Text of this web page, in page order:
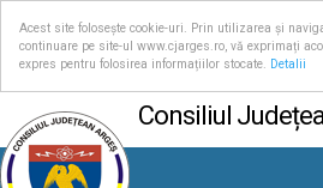
Acest site folosește cookie-uri. Prin utilizarea și
continuare pe site-ul www.cjarges.ro, vă exprimați
expres pentru folosirea informațiilor stocate.
Detalii
Consiliul